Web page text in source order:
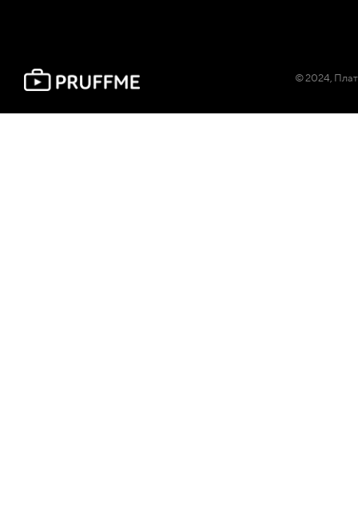
© 2024,